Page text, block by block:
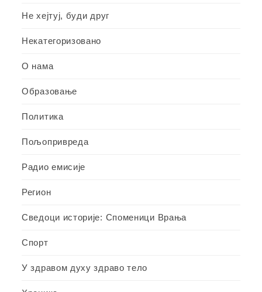
Не хејтуј, буди друг
Некатегоризовано
О нама
Образовање
Политика
Пољопривреда
Радио емисије
Регион
Сведоци историје: Споменици Врања
Спорт
У здравом духу здраво тело